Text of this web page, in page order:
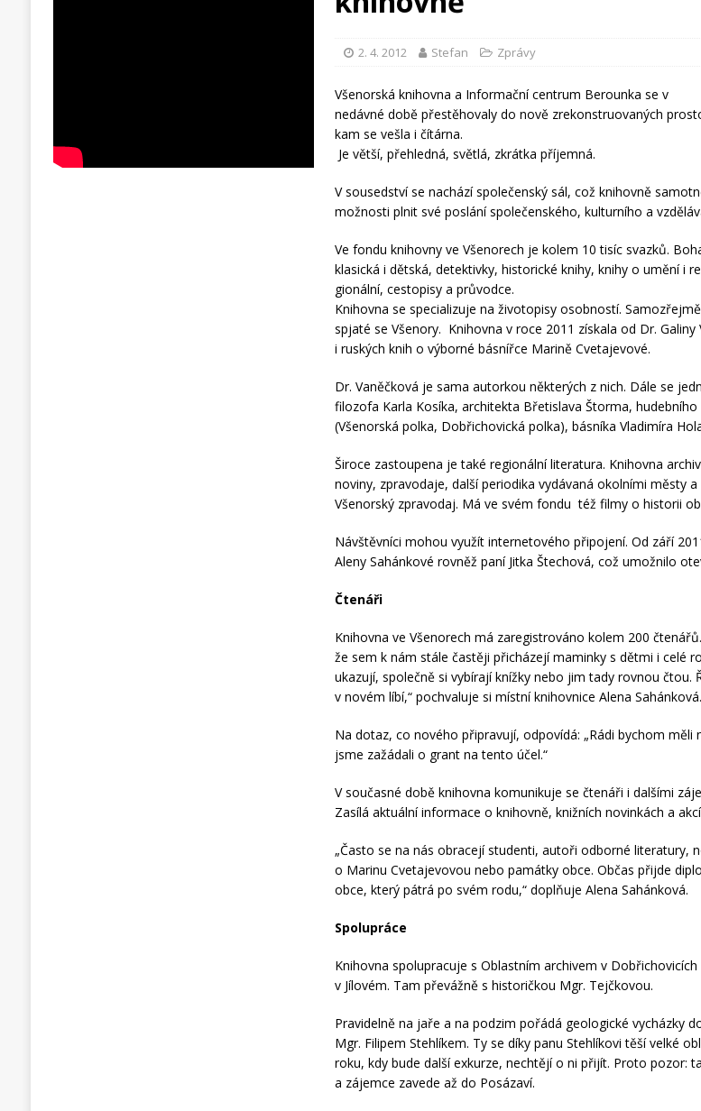
2. 4. 2012 Stefan Zprávy
Všenorská knihovna a Informační centrum Berounka se v
nedávné době přestěhovaly do nově zrekonstruovaných
kam se vešla i čítárna.
Je větší, přehledná, světlá, zkrátka příjemná.
V sousedství se nachází společenský sál, což knihovně
možnosti plnit své poslání společenského, kulturního a
Ve fondu knihovny ve Všenorech je kolem 10 tisíc svazků.
klasická i dětská, detektivky, historické knihy, knihy o umění i
gionální, cestopisy a průvodce.
Knihovna se specializuje na životopisy osobností.
spjaté se Všenory. Knihovna v roce 2011 získala od Dr. Galiny
i ruských knih o výborné básnířce Marině Cvetajevové.
Dr. Vaněčková je sama autorkou některých z nich. Dále se
filozofa Karla Kosíka, architekta Břetislava Štorma,
(Všenorská polka, Dobřichovická polka), básníka Vladimíra
Široce zastoupena je také regionální literatura. Knihovna
noviny, zpravodaje, další periodika vydávaná okolními městy
Všenorský zpravodaj. Má ve svém fondu též filmy o historii
Návštěvníci mohou využít internetového připojení. Od září
Aleny Sahánkové rovněž paní Jitka Štechová, což umožnilo
Čtenáři
Knihovna ve Všenorech má zaregistrováno kolem 200
že sem k nám stále častěji přicházejí maminky s dětmi i celé
ukazují, společně si vybírají knížky nebo jim tady rovnou čtou.
v novém líbí,“ pochvaluje si místní knihovnice Alena Sahánková.
Na dotaz, co nového připravují, odpovídá: „Rádi bychom
jsme zažádali o grant na tento účel.“
V současné době knihovna komunikuje se čtenáři i dalšími
Zasílá aktuální informace o knihovně, knižních novinkách a
„Často se na nás obracejí studenti, autoři odborné literatury,
o Marinu Cvetajevovou nebo památky obce. Občas přijde
obce, který pátrá po svém rodu,“ doplňuje Alena Sahánková.
Spolupráce
Knihovna spolupracuje s Oblastním archivem v
v Jílovém. Tam převážně s historičkou Mgr. Tejčkovou.
Pravidelně na jaře a na podzim pořádá geologické vycházky
Mgr. Filipem Stehlíkem. Ty se díky panu Stehlíkovi těší velké
roku, kdy bude další exkurze, nechtějí o ni přijít. Proto pozor:
a zájemce zavede až do Posázaví.